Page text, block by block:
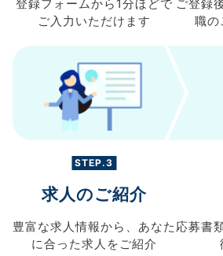
登録フォームから 1分ほどで
ご入力 いただけます
ご登録
職の
STEP.3
求人のご紹介
豊富な求人情報から、 あなた
に合った求人を ご紹介
応募書